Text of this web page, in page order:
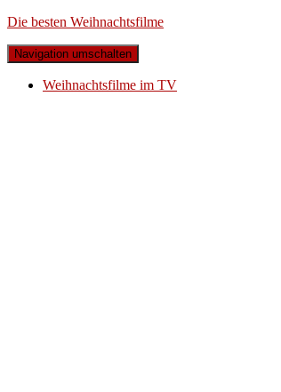
Die besten Weihnachtsfilme
Navigation umschalten
Weihnachtsfilme im TV